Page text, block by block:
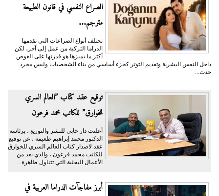
الصراع النفسي في قانون الطبيعة
مترجم...
تختلف أنواع الصراعات التي تقدمها
الدراما التركية من عمل إلى آخر، لكن
أكثر ما يميزها هو قدرتها على الغوص
داخل النفس البشرية وتقديم التوتر كجزء أساسي من بناء الشخصيات وليس مجرد
حدث...
توقيع عقد كتاب ”العالم السري
للخوارق” للكاتب محمد فرعون
أعلنت دار حابي للنشر والتوزيع ، برئاسة
الدكتور محمد إبراهيم طعيمة ، عن توقيع
عقد لاصدار كتاب العالم السري للخوارق
للكاتب محمد فرعون ، والذي يعد من
الأعمال البحثية التي تتناول ظاهرة...
أبرز مفاجآت الدراما العربية في